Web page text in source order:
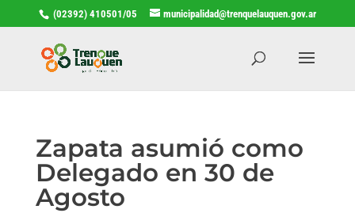
(02392) 410501/05 municipalidad@trenquelauquen.gov.ar
Zapata asumió como
Delegado en 30 de
Agosto